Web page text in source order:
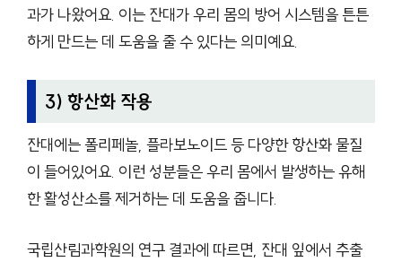
과가 나왔어요. 이는 잔대가 우리 몸의 방어 시스템을 튼튼
하게 만드는 데 도움을 줄 수 있다는 의미예요.
3) 항산화 작용
잔대에는 폴리페놀, 플라보노이드 등 다양한 항산화 물질
이 들어있어요. 이런 성분들은 우리 몸에서 발생하는 유해
한 활성산소를 제거하는 데 도움을 줍니다.
국립산림과학원의 연구 결과에 따르면, 잔대 잎에서 추출